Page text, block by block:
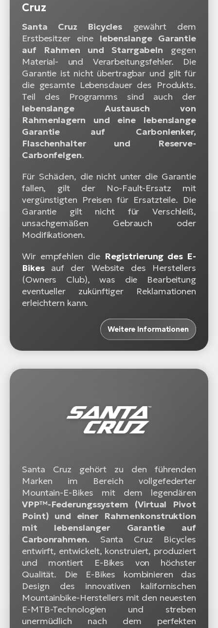
Cruz
Santa Cruz Bicycles gewährt dem
Erstbesitzer eine lebenslange Garantie
auf Rahmen und Starrgabeln gegen
Material- und Verarbeitungsfehler. Die
Garantie ist nicht übertragbar und gilt für
die gesamte Lebensdauer des Produkts.
Teil des Programms sind auch der
lebenslange Austausch von
Rahmenlagern und eine lebenslange
Garantie auf Carbonlenker,
Flaschenhalter und Reserve-
Carbonfelgen.
Für Schäden, die nicht unter die Garantie
fallen, gilt der No-Fault-Ersatz mit
vergünstigten Preisen für Ersatzteile. Die
Garantie gilt nicht für Verschleiß,
unsachgemäßen Gebrauch oder
Modifikationen.
Wir empfehlen die Registrierung des E-
Bikesauf der Website des Herstellers
(Owners Club), was die Bearbeitung
eventueller zukünftiger Reklamationen
erleichtern kann.
Weitere Informationen
Santa Cruz gehört zu den führenden
Marken im Bereich vollgefederter
Mountain-E-Bikes mit dem legendären
VPP™-Federungssystem (Virtual Pivot
Point) und einer Rahmenkonstruktion
mit lebenslanger Garantie auf
Carbonrahmen. Santa Cruz Bicycles
entwirft, entwickelt, konstruiert, produziert
und montiert E-Bikes von höchster
Qualität. Die E-Bikes kombinieren das
Design des innovativen kalifornischen
Mountainbike-Herstellers mit den neuesten
E-MTB-Technologien und streben
unermüdlich nach dem perfekten